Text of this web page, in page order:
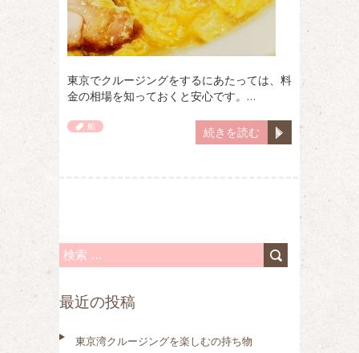
東京でクルージングをするにあたっては、料
金の相場を知っておくと安心です。…
続きを読む
船
検
:最近の投稿
東京湾クルージングを楽しむの持ち物